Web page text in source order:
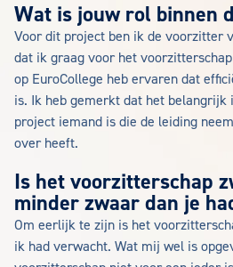
Wat is jouw rol binnen
Voor dit project ben ik de voorzitter
dat ik graag voor het
op EuroCollege heb ervaren dat
is. Ik heb gemerkt dat het belangrijk
project iemand is die de leiding
over heeft.
Is het voorzitterschap
minder zwaar dan je
Om eerlijk te zijn is het
ik had verwacht. Wat mij wel is